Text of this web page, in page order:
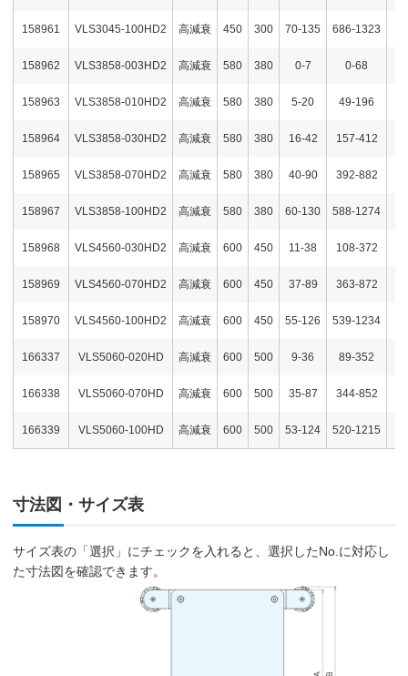
158961 VLS3045-100HD2 高減衰 450 300 70-135 686-1323
158962 VLS3858-003HD2 高減衰 580 380 0-7 0-68
158963 VLS3858-010HD2 高減衰 580 380 5-20 49-196
158964 VLS3858-030HD2 高減衰 580 380 16-42 157-412
158965 VLS3858-070HD2 高減衰 580 380 40-90 392-882
158967 VLS3858-100HD2 高減衰 580 380 60-130 588-1274
158968 VLS4560-030HD2 高減衰 600 450 11-38 108-372
158969 VLS4560-070HD2 高減衰 600 450 37-89 363-872
158970 VLS4560-100HD2 高減衰 600 450 55-126 539-1234
166337 VLS5060-020HD 高減衰 600 500 9-36 89-352
166338 VLS5060-070HD 高減衰 600 500 35-87 344-852
166339 VLS5060-100HD 高減衰 600 500 53-124 520-1215
寸法図・サイズ表
サイズ表の「選択」にチェックを入れると、選択したNo.に対応し
た寸法図を確認できます。